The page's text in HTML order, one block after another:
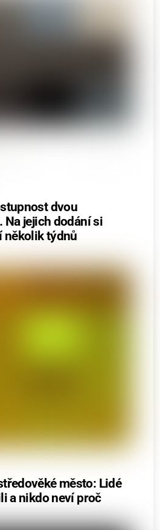
dvou
jejich dodání si
několik týdnů
město: Lidé
a nikdo neví proč